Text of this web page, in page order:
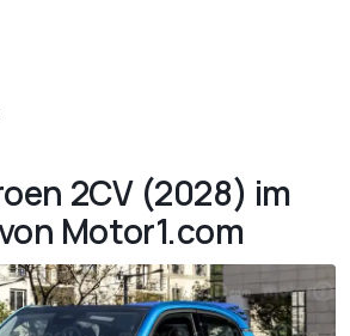
2CV (2028) im
Motor1.com